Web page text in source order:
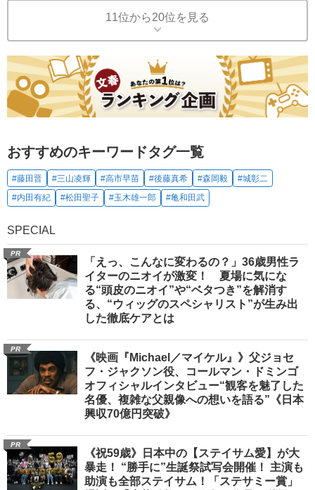
11位から20位を見る
おすすめのキーワードタグ一覧
#藤田晋 #三山凌輝 #高市早苗 #後藤真希 #森岡毅
#城彰二
#内田有紀
#松田聖子 #玉木雄一郎 #亀和田武
SPECIAL
PR
「えっ、こんなに変わるの？」36歳男性ラ
イターのニオイが激変！ 夏場に気にな
る“頭皮のニオイ”や“ベタつき”を解消す
る、“ウィッグのスペシャリスト”が生み出
した徹底ケアとは
PR
《映画『Michael／マイケル』》父ジョセ
フ・ジャクソン役、コールマン・ドミンゴ
オフィシャルインタビュー“観客を魅了した
名優、複雑な父親像への想いを語る”《日本
興収70億円突破》
PR
《祝59歳》日本中の【ステイサム愛】が大
暴走！ “勝手に”生誕祭試写会開催！ 主演も
助演も全部ステイサム！「ステサミー賞」